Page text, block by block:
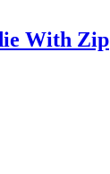
With Zip